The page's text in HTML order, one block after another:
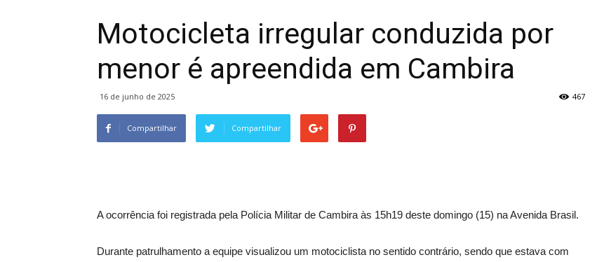
Motocicleta irregular conduzida por
menor é apreendida em Cambira
16 de junho de 2025 467
Compartilhar Compartilhar
A ocorrência foi registrada pela Polícia Militar de Cambira às 15h19 deste domingo (15) na Avenida Brasil.
Durante patrulhamento a equipe visualizou um motociclista no sentido contrário, sendo que estava com